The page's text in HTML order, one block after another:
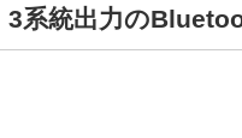
3系統出力の